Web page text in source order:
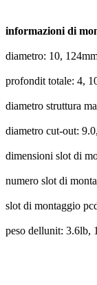
informazioni di
diametro: 10,
profondit totale: 4,
diametro struttura
diametro cut-out:
dimensioni slot di
numero slot di
slot di montaggio
peso dellunit: 3.6lb,